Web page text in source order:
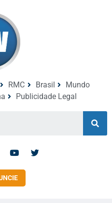
RMC Brasil
Mundo
Publicidade Legal